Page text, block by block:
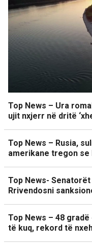
Top News – Ura
ujit nxjerr në dritë
Top News – Rusia,
amerikane tregon se
Top News-
Rrivendosni
Top News – 48
të kuq, rekord të